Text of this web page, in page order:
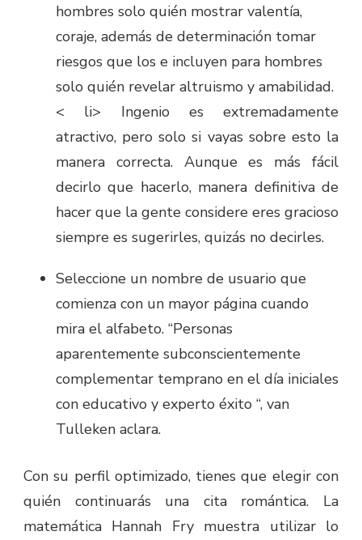
hombres solo quién mostrar valentía,
coraje, además de determinación tomar
riesgos que los e incluyen para hombres
solo quién revelar altruismo y amabilidad.
< li> Ingenio es extremadamente
atractivo, pero solo si vayas sobre esto la
manera correcta. Aunque es más fácil
decirlo que hacerlo, manera definitiva de
hacer que la gente considere eres gracioso
siempre es sugerirles, quizás no decirles.
Seleccione un nombre de usuario que
comienza con un mayor página cuando
mira el alfabeto. “Personas
aparentemente subconscientemente
complementar temprano en el día iniciales
con educativo y experto éxito “, van
Tulleken aclara.
Con su perfil optimizado, tienes que elegir con
quién continuarás una cita romántica. La
matemática Hannah Fry muestra utilizar lo